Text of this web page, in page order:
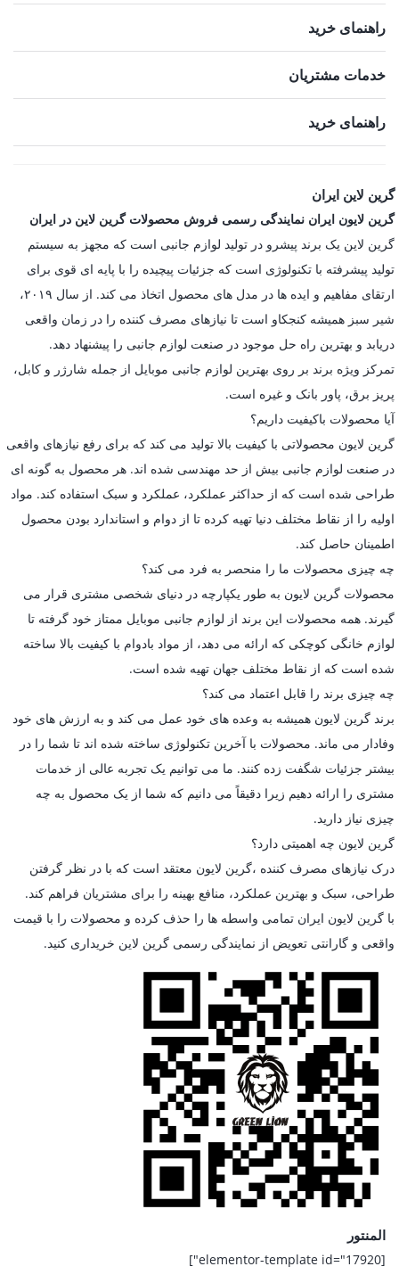
راهنمای خرید
خدمات مشتریان
راهنمای خرید
گرین لاین ایران
گرین لایون ایران نمایندگی رسمی فروش محصولات گرین لاین در ایران
گرین لاین یک برند پیشرو در تولید لوازم جانبی است که مجهز به سیستم
تولید پیشرفته با تکنولوژی است که جزئیات پیچیده را با پایه ای قوی برای
ارتقای مفاهیم و ایده ها در مدل های محصول اتخاذ می کند. از سال ۲۰۱۹،
شیر سبز همیشه کنجکاو است تا نیازهای مصرف کننده را در زمان واقعی
دریابد و بهترین راه حل موجود در صنعت لوازم جانبی را پیشنهاد دهد.
تمرکز ویژه برند بر روی بهترین لوازم جانبی موبایل از جمله شارژر و کابل،
پریز برق، پاور بانک و غیره است.
آیا محصولات باکیفیت داریم؟
گرین لایون محصولاتی با کیفیت بالا تولید می کند که برای رفع نیازهای واقعی
در صنعت لوازم جانبی بیش از حد مهندسی شده اند. هر محصول به گونه ای
طراحی شده است که از حداکثر عملکرد، عملکرد و سبک استفاده کند. مواد
اولیه را از نقاط مختلف دنیا تهیه کرده تا از دوام و استاندارد بودن محصول
اطمینان حاصل کند.
چه چیزی محصولات ما را منحصر به فرد می کند؟
محصولات گرین لایون به طور یکپارچه در دنیای شخصی مشتری قرار می
گیرند. همه محصولات این برند از لوازم جانبی موبایل ممتاز خود گرفته تا
لوازم خانگی کوچکی که ارائه می دهد، از مواد بادوام با کیفیت بالا ساخته
شده است که از نقاط مختلف جهان تهیه شده است.
چه چیزی برند را قابل اعتماد می کند؟
برند گرین لایون همیشه به وعده های خود عمل می کند و به ارزش های خود
وفادار می ماند. محصولات با آخرین تکنولوژی ساخته شده اند تا شما را در
بیشتر جزئیات شگفت زده کنند. ما می توانیم یک تجربه عالی از خدمات
مشتری را ارائه دهیم زیرا دقیقاً می دانیم که شما از یک محصول به چه
چیزی نیاز دارید.
گرین لایون چه اهمیتی دارد؟
درک نیازهای مصرف کننده ،گرین لایون معتقد است که با در نظر گرفتن
طراحی، سبک و بهترین عملکرد، منافع بهینه را برای مشتریان فراهم کند.
با گرین لایون ایران تمامی واسطه ها را حذف کرده و محصولات را با قیمت
واقعی و گارانتی تعویض از نمایندگی رسمی گرین لاین خریداری کنید.
المنتور
[elementor-template id="17920"]